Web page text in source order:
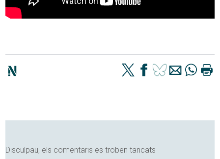
Disculpau, els comentaris es troben tancats